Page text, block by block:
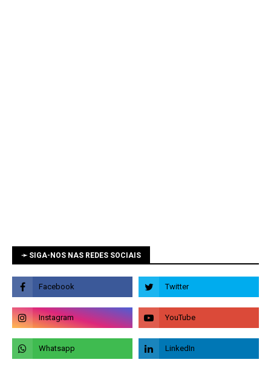
➛ SIGA-NOS NAS REDES SOCIAIS